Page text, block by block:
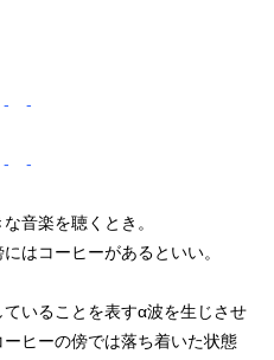
-
-
音楽を聴くとき。
はコーヒーがあるといい。
いることを表すα波を生じさせ
ヒーの傍では落ち着いた状態